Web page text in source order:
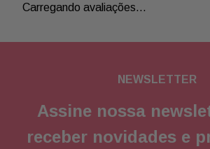
Carregando avaliações…
NEWSLETTER
Assine nossa
receber novidades e